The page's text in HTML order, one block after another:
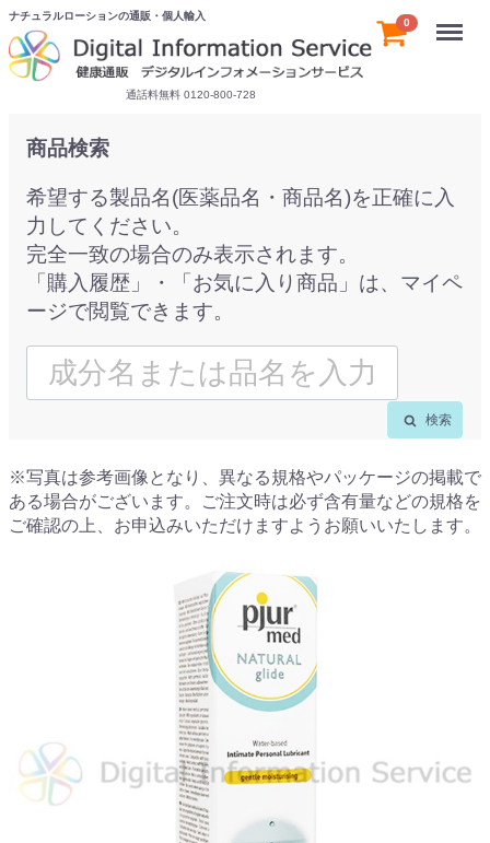
ナチュラルローションの通販・個人輸入
通話料無料 0120-800-728
0 Menu
商品検索
希望する製品名(医薬品名・商品名)を正確に入
力してください。
完全一致の場合のみ表示されます。
「購入履歴」・「お気に入り商品」は、マイペ
ージで閲覧できます。
検索
※写真は参考画像となり、異なる規格やパッケージの掲載で
ある場合がございます。ご注文時は必ず含有量などの規格を
ご確認の上、お申込みいただけますようお願いいたします。